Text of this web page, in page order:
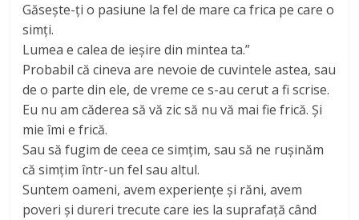
Găsește-ți o pasiune la fel de mare ca frica pe care o
simți.
Lumea e calea de ieșire din mintea ta.”
Probabil că cineva are nevoie de cuvintele astea, sau
de o parte din ele, de vreme ce s-au cerut a fi scrise.
Eu nu am căderea să vă zic să nu vă mai fie frică. Și
mie îmi e frică.
Sau să fugim de ceea ce simțim, sau să ne rușinăm
că simțim într-un fel sau altul.
Suntem oameni, avem experiențe și răni, avem
poveri și dureri trecute care ies la suprafață când